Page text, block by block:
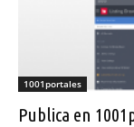
1001portales
Publica en